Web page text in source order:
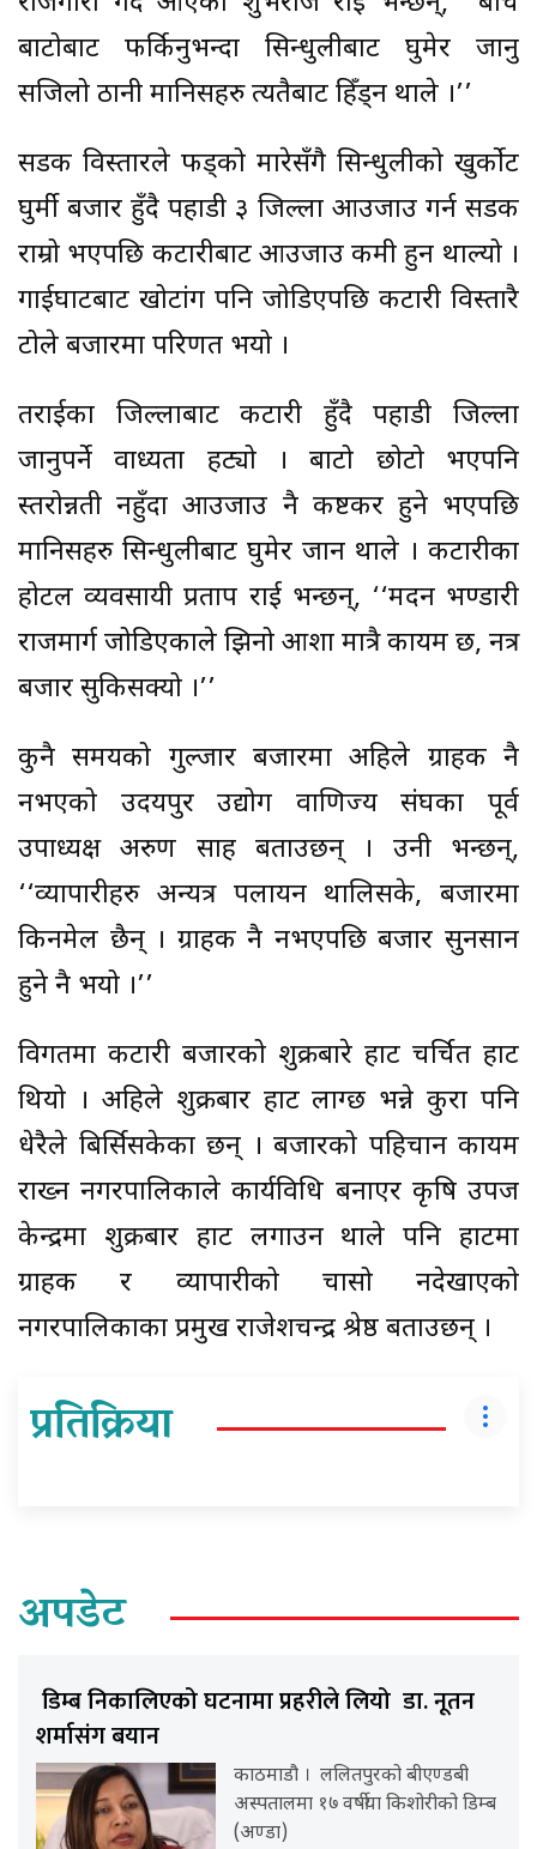
बाटोबाट फर्किनुभन्दा सिन्धुलीबाट घुमेर जानु
सजिलो ठानी मानिसहरु त्यतैबाट हिँड्न थाले ।’’
सडक विस्तारले फड्को मारेसँगै सिन्धुलीको खुर्कोट
घुर्मी बजार हुँदै पहाडी ३ जिल्ला आउजाउ गर्न सडक
राम्रो भएपछि कटारीबाट आउजाउ कमी हुन थाल्यो ।
गाईघाटबाट खोटांग पनि जोडिएपछि कटारी विस्तारै
टोले बजारमा परिणत भयो ।
तराईका जिल्लाबाट कटारी हुँदै पहाडी जिल्ला
जानुपर्ने वाध्यता हट्यो । बाटो छोटो भएपनि
स्तरोन्नती नहुँदा आउजाउ नै कष्टकर हुने भएपछि
मानिसहरु सिन्धुलीबाट घुमेर जान थाले । कटारीका
होटल व्यवसायी प्रताप राई भन्छन्, ‘‘मदन भण्डारी
राजमार्ग जोडिएकाले झिनो आशा मात्रै कायम छ, नत्र
बजार सुकिसक्यो ।’’
कुनै समयको गुल्जार बजारमा अहिले ग्राहक नै
नभएको उदयपुर उद्योग वाणिज्य संघका पूर्व
उपाध्यक्ष अरुण साह बताउछन् । उनी भन्छन्,
‘‘व्यापारीहरु अन्यत्र पलायन थालिसके, बजारमा
किनमेल छैन् । ग्राहक नै नभएपछि बजार सुनसान
हुने नै भयो ।’’
विगतमा कटारी बजारको शुक्रबारे हाट चर्चित हाट
थियो । अहिले शुक्रबार हाट लाग्छ भन्ने कुरा पनि
धेरैले बिर्सिसकेका छन् । बजारको पहिचान कायम
राख्न नगरपालिकाले कार्यविधि बनाएर कृषि उपज
केन्द्रमा शुक्रबार हाट लगाउन थाले पनि हाटमा
ग्राहक र व्यापारीको चासो नदेखाएको
नगरपालिकाका प्रमुख राजेशचन्द्र श्रेष्ठ बताउछन् ।
प्रतिक्रिया
अपडेट
डिम्ब निकालिएको घटनामा प्रहरीले लियो डा. नूतन
शर्मासंग बयान
काठमाडौ । ललितपुरको बीएण्डबी
अस्पतालमा १७ वर्षीया किशोरीको डिम्ब
(अण्डा)